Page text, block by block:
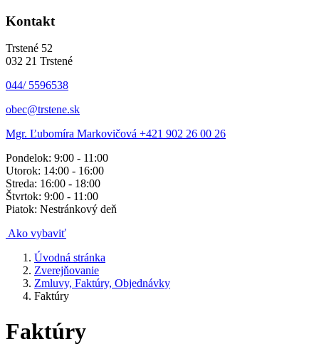
Kontakt
Trstené 52
032 21 Trstené
044/ 5596538
obec@trstene.sk
Mgr. Ľubomíra Markovičová +421 902 26 00 26
Pondelok: 9:00 - 11:00
Utorok: 14:00 - 16:00
Streda: 16:00 - 18:00
Štvrtok: 9:00 - 11:00
Piatok: Nestránkový deň
Ako vybaviť
Úvodná stránka
Zverejňovanie
Zmluvy, Faktúry, Objednávky
Faktúry
Faktúry